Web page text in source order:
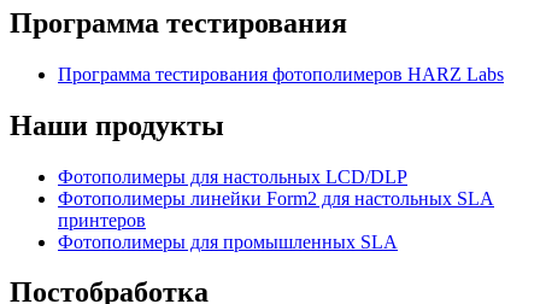
Программа тестирования
Программа тестирования фотополимеров HARZ Labs
Наши продукты
Фотополимеры для настольных LCD/DLP
Фотополимеры линейки Form2 для настольных SLA
принтеров
Фотополимеры для промышленных SLA
Постобработка